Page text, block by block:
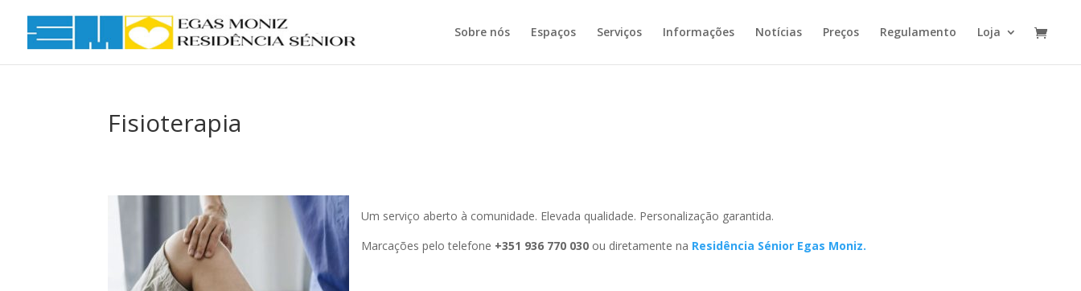
Sobre nós Espaços Serviços Informações Notícias Preços Regulamento Loja
Fisioterapia
Um serviço aberto à comunidade. Elevada qualidade. Personalização garantida.
Marcações pelo telefone +351 936 770 030 ou diretamente na Residência Sénior Egas Moniz.